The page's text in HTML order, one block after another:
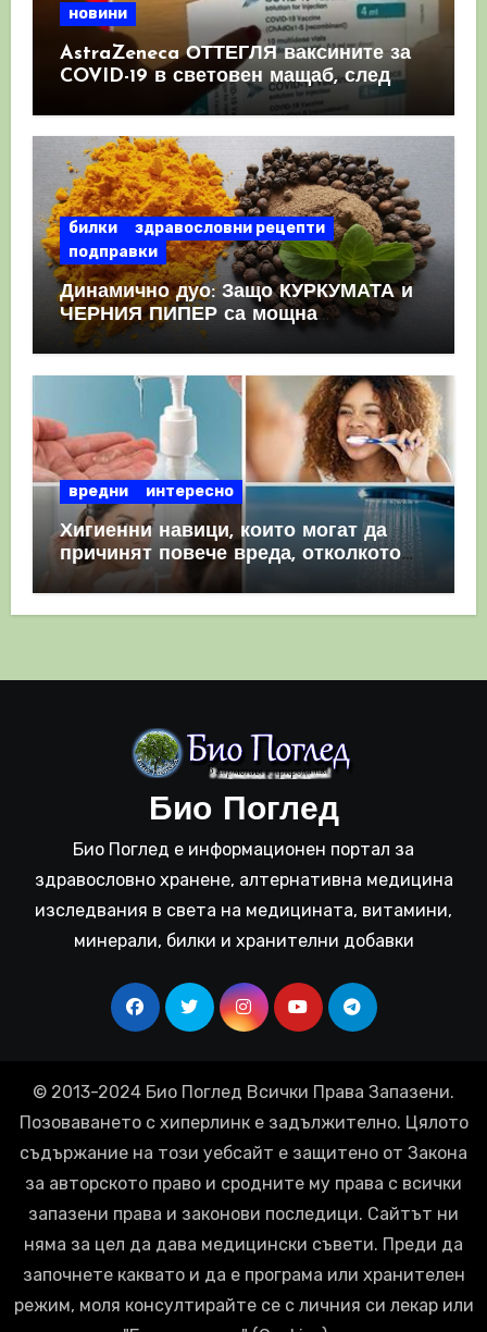
новини
AstraZeneca ОТТЕГЛЯ ваксините за
COVID-19 в световен мащаб, след
като призна, че те причиняват
билки
здравословни рецепти
подправки
Динамично дуо: Защо КУРКУМАТА и
ЧЕРНИЯ ПИПЕР са мощна
комбинация
вредни интересно
Хигиенни навици, които могат да
причинят повече вреда, отколкото
полза
Био Поглед
Био Поглед е информационен портал за
здравословно хранене, алтернативна медицина
изследвания в света на медицината, витамини,
минерали, билки и хранителни добавки
© 2013-2024 Био Поглед Всички Права Запазени.
Позоваването с хиперлинк е задължително. Цялото
съдържание на този уебсайт е защитено от Закона
за авторското право и сродните му права с всички
запазени права и законови последици. Сайтът ни
няма за цел да дава медицински съвети. Преди да
започнете каквато и да е програма или хранителен
режим, моля консултирайте се с личния си лекар или